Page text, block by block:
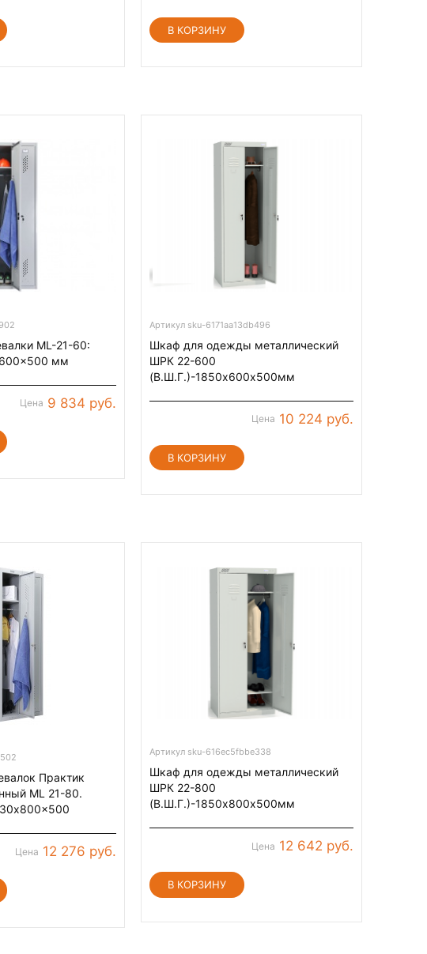
ML-21-60:
мм
Цена 9 834 руб.
Артикул sku-6171aa13db496
Шкаф для одежды металлический
ШРК 22-600
(В.Ш.Г.)-1850х600х500мм
Цена 10 224 руб.
Практик
ML 21-80.
Цена 12 276 руб.
Артикул sku-616ec5fbbe338
Шкаф для одежды металлический
ШРК 22-800
(В.Ш.Г.)-1850х800х500мм
Цена 12 642 руб.